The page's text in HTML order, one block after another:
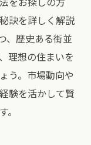
訣を詳しく解説
、歴史ある街並
理想の住まいを
う。市場動向や
験を活かして賢